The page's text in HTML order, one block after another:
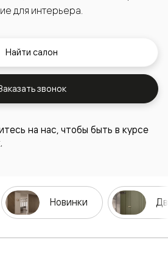
для интерьера.
Найти салон
звонок
на нас, чтобы быть в курсе
Новинки